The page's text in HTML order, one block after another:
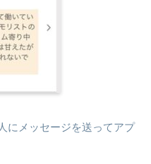
にメッセージを送ってアプ